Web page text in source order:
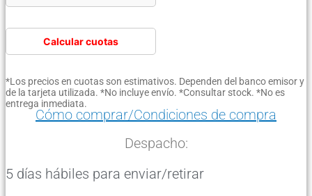
Calcular cuotas
*Los precios en cuotas son estimativos. Dependen del banco emisor y
de la tarjeta utilizada. *No incluye envío. *Consultar stock. *No es
entrega inmediata.
Cómo comprar/Condiciones de compra
Despacho:
5 días hábiles para enviar/retirar